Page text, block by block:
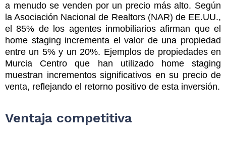
a menudo se venden por un precio más alto. Según
la Asociación Nacional de Realtors (NAR) de EE.UU.,
el 85% de los agentes inmobiliarios afirman que el
home staging incrementa el valor de una propiedad
entre un 5% y un 20%. Ejemplos de propiedades en
Murcia Centro que han utilizado home staging
muestran incrementos significativos en su precio de
venta, reflejando el retorno positivo de esta inversión.
Ventaja competitiva